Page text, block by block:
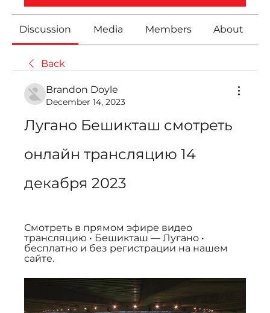
Discussion Media Members About
Back
Brandon Doyle
December 14, 2023
Лугано Бешикташ смотреть
онлайн трансляцию 14
декабря 2023
Смотреть в прямом эфире видео
трансляцию • Бешикташ — Лугано •
бесплатно и без регистрации на нашем
сайте.